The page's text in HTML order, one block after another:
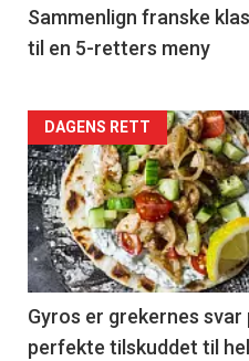
5
Sammenlign franske
til en 5-retters meny
Forsiden
akkurat
nå
-
6
DAGENS RETT
Gyros er grekernes
perfekte tilskuddet til